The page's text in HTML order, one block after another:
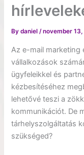
Bydaniel/november
Az e-mail marketing
vállalkozások
ügyfeleikkel és
kézbesítéséhez
lehetővé teszi a
kommunikációt. De
tárhelyszolgáltatás
szükséged?